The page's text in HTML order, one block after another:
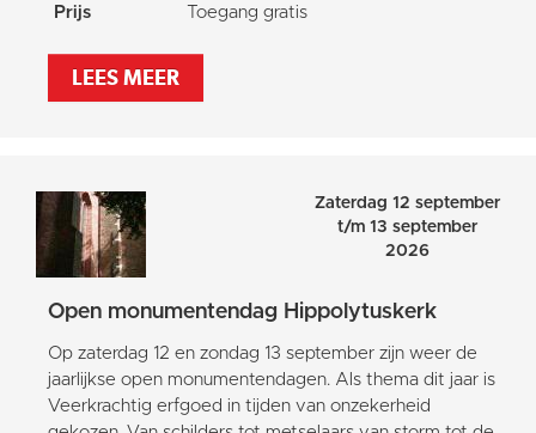
Prijs
Toegang gratis
LEES MEER
Zaterdag 12 september
t/m 13 september
2026
Open monumentendag Hippolytuskerk
Op zaterdag 12 en zondag 13 september zijn weer de
jaarlijkse open monumentendagen. Als thema dit jaar is
Veerkrachtig erfgoed in tijden van onzekerheid